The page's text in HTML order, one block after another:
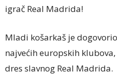
igrač Real Madrida!
Mladi košarkaš je
najvećih europskih
dres slavnog Real Madrida.